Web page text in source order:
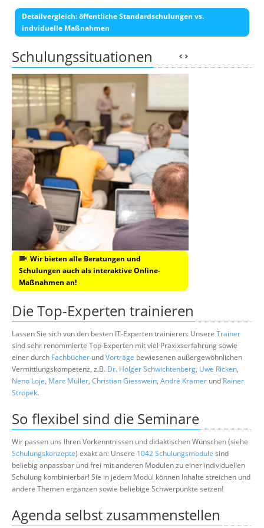
Detailvergleich: öffentliche Standardschulungen vs.
indviduelle Maßnahmen
Schulungssituationen
Wir bieten alle Beratungen und
Schulungen auch als interaktive Online-
Maßnahmen an!
Die Top-Experten trainieren
Lassen Sie sich von den besten IT-Experten trainieren: Unsere Trainer
sind sehr renommierte Top-Experten mit viel Praxixserfahrung sowie
einer durch Fachbücher undVorträge bewiesenen außergewöhnlichen
Vermittlungskompetenz, z.B. Dr. Holger Schwichtenberg, Uwe Ricken,
Neno Loje, Marc Müller, Christian Giesswein, André Krämer und Rainer
Stropek.
So flexibel sind die Seminare
Wir passen uns Ihren Vorkenntnissen und didaktischen Wünschen (siehe
Schulungskonzepte) exakt an: Unsere 1042 Schulungsmodule sind
beliebig anpassbar und frei mit anderen Modulen zu einer individuellen
Schulung kombinierbar! Sie in jedem Modul können Inhalte streichen und
andere Themen ergänzen sowie beliebige Schwerpunkte setzen!
Agenda selbst zusammenstellen